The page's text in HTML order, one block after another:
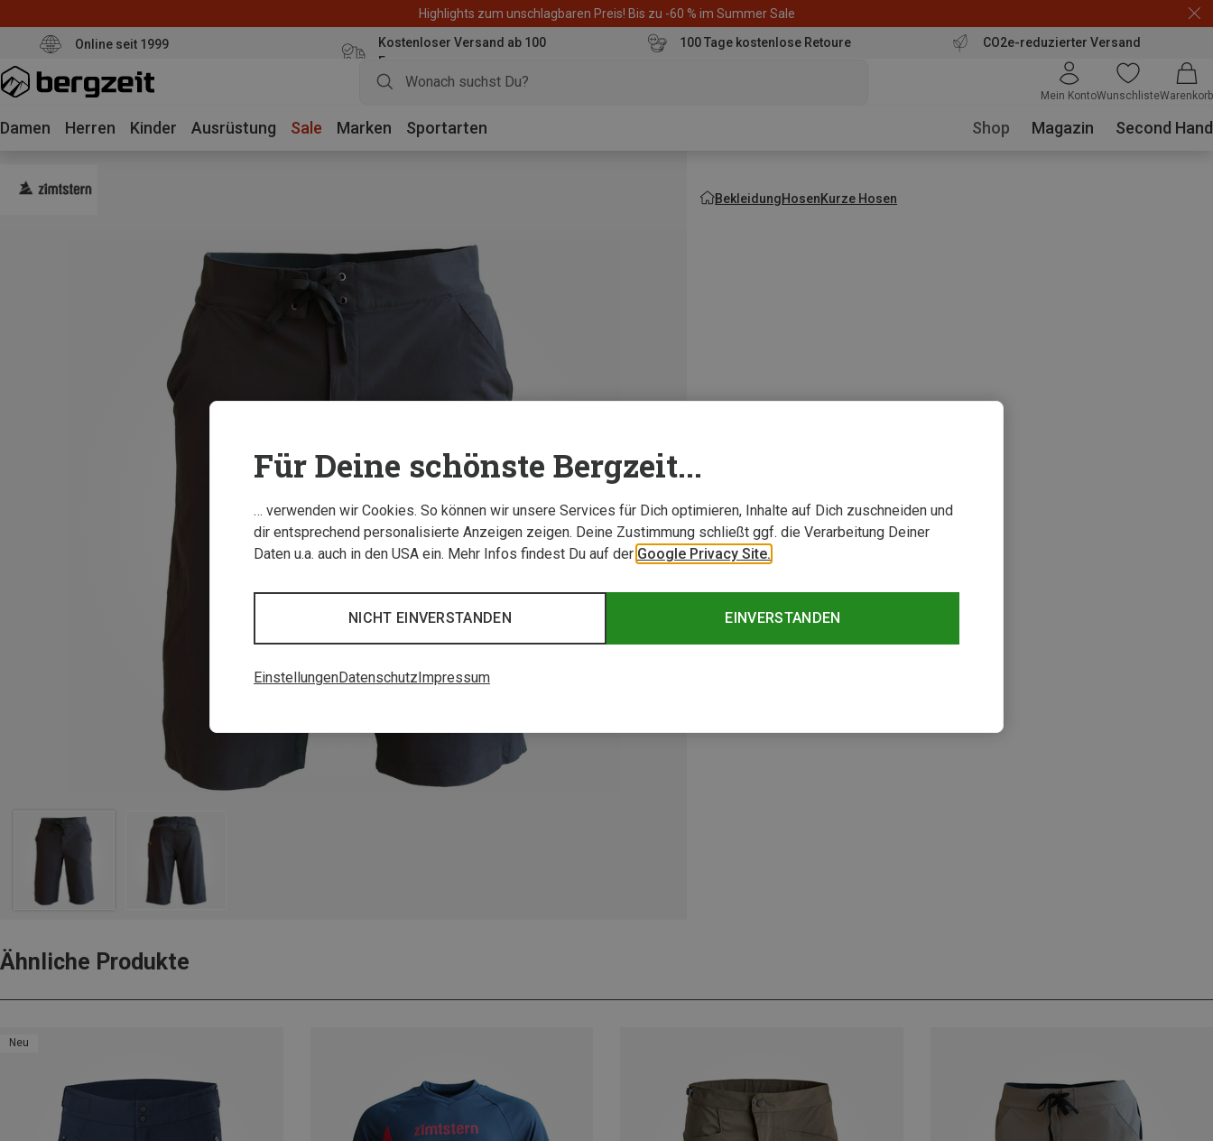
Highlights zum unschlagbaren Preis! Bis zu -60 % im Summer Sale
Online seit 1999
Kostenloser Versand ab 100
Euro
100 Tage kostenlose Retoure CO2e-reduzierter Versand
Mein KontoWunschlisteWarenkorb
Damen Herren Kinder Ausrüstung Sale Marken Sportarten Shop Magazin Second Hand
BekleidungHosenKurze Hosen
Ähnliche Produkte
Neu
Für Deine schönste Bergzeit...
… verwenden wir Cookies. So können wir unsere Services für Dich optimieren, Inhalte auf Dich zuschneiden und
dir entsprechend personalisierte Anzeigen zeigen. Deine Zustimmung schließt ggf. die Verarbeitung Deiner
Daten u.a. auch in den USA ein. Mehr Infos findest Du auf der Google Privacy Site.
EINVERSTANDEN
NICHT EINVERSTANDEN
EinstellungenDatenschutzImpressum